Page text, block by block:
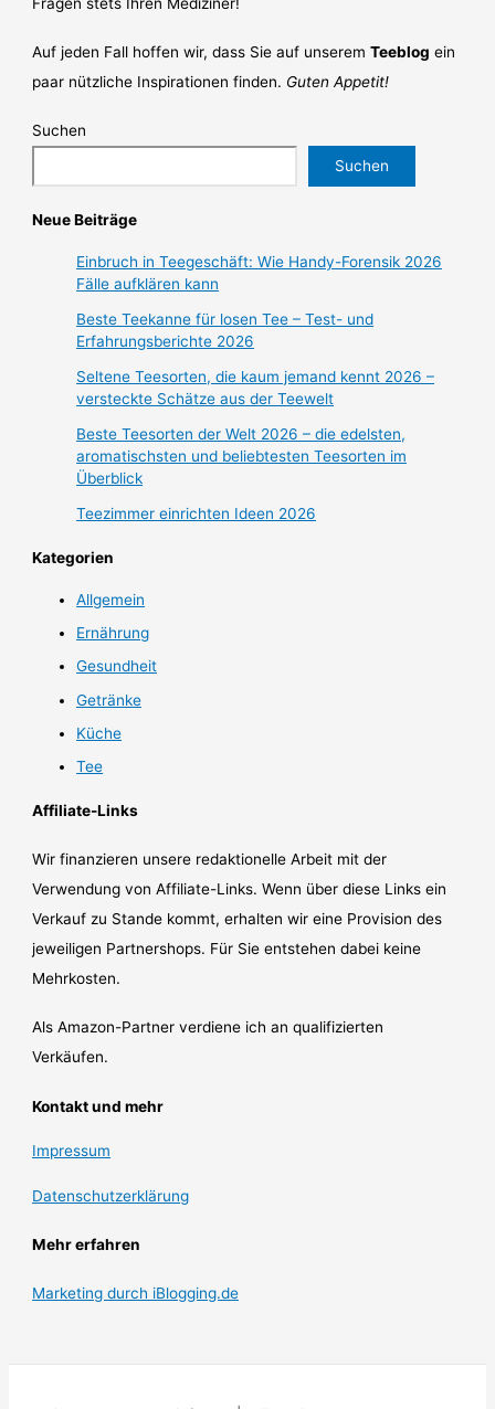
Auf jeden Fall hoffen wir, dass Sie auf unseremTeeblog ein
paar nützliche Inspirationen finden. Guten Appetit!
Suchen
Suchen
Neue Beiträge
Einbruch in Teegeschäft: Wie Handy-Forensik 2026
Fälle aufklären kann
Beste Teekanne für losen Tee – Test- und
Erfahrungsberichte 2026
Seltene Teesorten, die kaum jemand kennt 2026 –
versteckte Schätze aus der Teewelt
Beste Teesorten der Welt 2026 – die edelsten,
aromatischsten und beliebtesten Teesorten im
Überblick
Teezimmer einrichten Ideen 2026
Kategorien
Allgemein
Ernährung
Gesundheit
Getränke
Küche
Tee
Affiliate-Links
Wir finanzieren unsere redaktionelle Arbeit mit der
Verwendung von Affiliate-Links. Wenn über diese Links ein
Verkauf zu Stande kommt, erhalten wir eine Provision des
jeweiligen Partnershops. Für Sie entstehen dabei keine
Mehrkosten.
Als Amazon-Partner verdiene ich an qualifizierten
Verkäufen.
Kontakt und mehr
Impressum
Datenschutzerklärung
Mehr erfahren
Marketing durch iBlogging.de